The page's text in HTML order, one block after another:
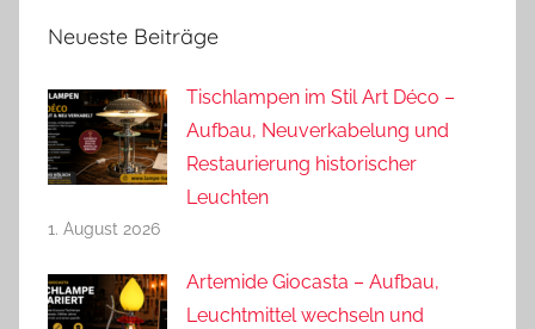
Neueste Beiträge
Tischlampen im Stil Art Déco –
Aufbau, Neuverkabelung und
Restaurierung historischer
Leuchten
1. August 2026
Artemide Giocasta – Aufbau,
Leuchtmittel wechseln und